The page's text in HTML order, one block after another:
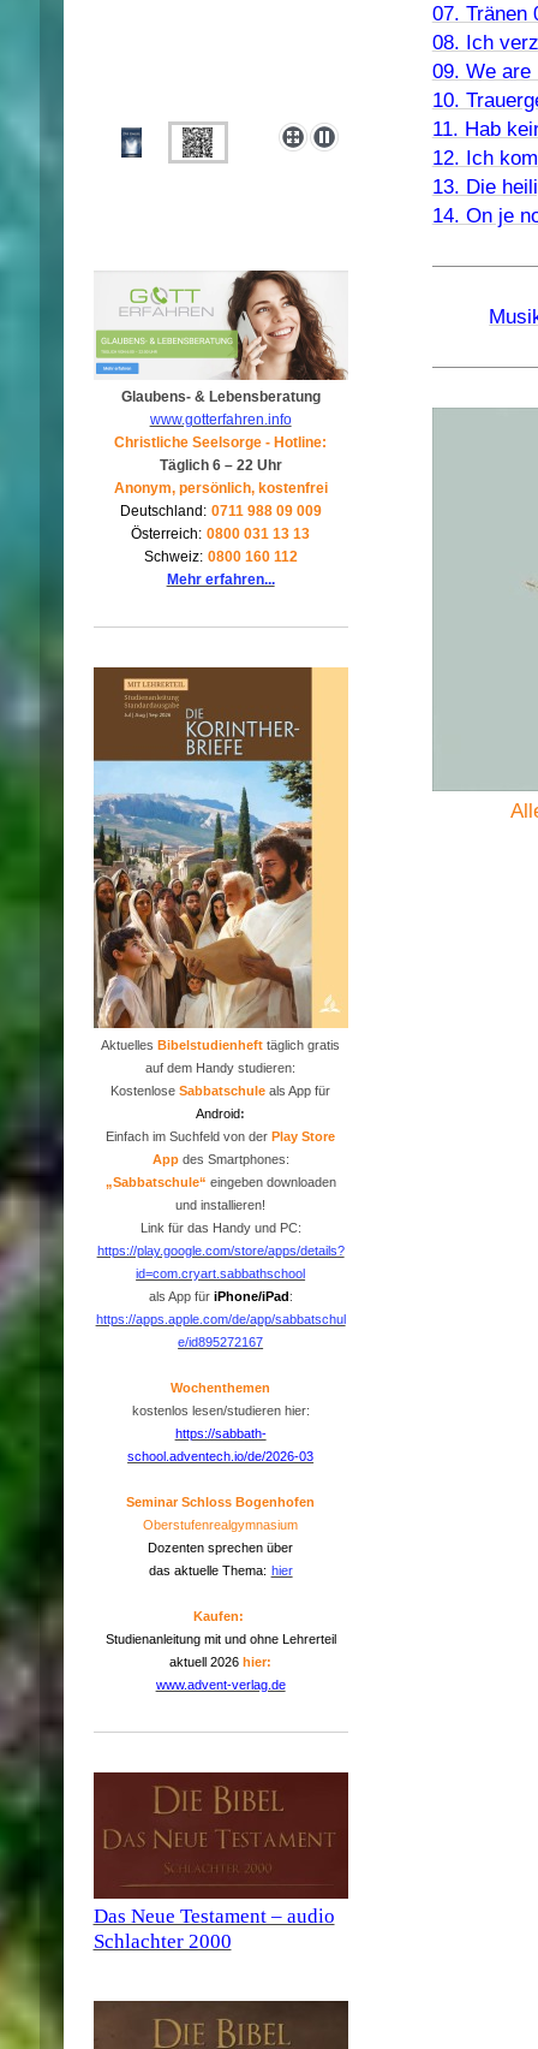
07. Tränen
08. Ich
09. We are
10.
11. Hab
12. Ich
13. Die
14. On je
Glaubens- & Lebensberatung
www.gotterfahren.info
Christliche Seelsorge - Hotline:
Täglich 6 – 22 Uhr
Anonym, persönlich, kostenfrei
Deutschland: 0711 988 09 009
Österreich: 0800 031 13 13
Schweiz: 0800 160 112
Mehr erfahren...
AktuellesBibelstudienheft täglich gratis
auf dem Handy studieren:
KostenloseSabbatschule als App für
Android:
Einfach im Suchfeld von derPlay Store
Appdes Smartphones:
„Sabbatschule“ eingeben downloaden
und installieren!
Link für das Handy und PC:
https://play.google.com/store/apps/details?
id=com.cryart.sabbathschool
als App für iPhone/iPad:
https://apps.apple.com/de/app/sabbatschul
e/id895272167
Wochenthemen
kostenlos lesen/studieren hier:
https://sabbath-
school.adventech.io/de/2026-03
Seminar Schloss Bogenhofen
Oberstufenrealgymnasium
Dozenten sprechen über
das aktuelle Thema: hier
Kaufen:
Studienanleitung mit und ohne Lehrerteil
aktuell 2026 hier:
www.advent-verlag.de
Das Neue Testament – audio
Schlachter 2000